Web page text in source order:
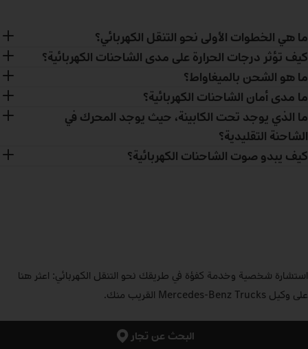
ما هي الخطوات الأولى نحو التنقل الكهربائي؟
كيف تؤثر درجات الحرارة على مدى الشاحنات الكهربائية؟
ما هو الشحن بالميغاواط؟
ما مدى أمان الشاحنات الكهربائية؟
ما الذي يوجد تحت الكابينة، حيث يوجد المحرك في
الشاحنة التقليدية؟
كيف يبدو صوت الشاحنات الكهربائية؟
استشارة شخصية وخدمة كفؤة في طريقك نحو التنقل الكهربائي: اعثر هنا
على وكيل Mercedes‑Benz Trucks القريب منك.
البحث عن تجار